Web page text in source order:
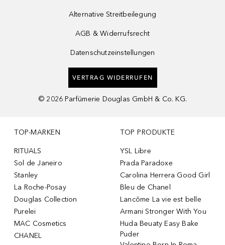
Alternative Streitbeilegung
AGB & Widerrufsrecht
Datenschutzeinstellungen
VERTRAG WIDERRUFEN
© 2026 Parfümerie Douglas GmbH & Co. KG.
TOP-MARKEN
RITUALS
Sol de Janeiro
Stanley
La Roche-Posay
Douglas Collection
Purelei
MAC Cosmetics
CHANEL
TOP PRODUKTE
YSL Libre
Prada Paradoxe
Carolina Herrera Good Girl
Bleu de Chanel
Lancôme La vie est belle
Armani Stronger With You
Huda Beuaty Easy Bake
Puder